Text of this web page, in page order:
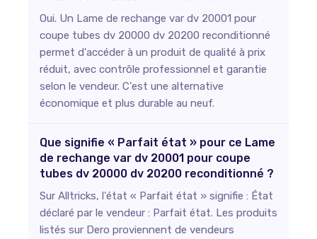
Oui. Un Lame de rechange var dv 20001 pour
coupe tubes dv 20000 dv 20200 reconditionné
permet d'accéder à un produit de qualité à prix
réduit, avec contrôle professionnel et garantie
selon le vendeur. C'est une alternative
économique et plus durable au neuf.
Que signifie « Parfait état » pour ce Lame
de rechange var dv 20001 pour coupe
tubes dv 20000 dv 20200 reconditionné ?
Sur Alltricks, l'état « Parfait état » signifie : État
déclaré par le vendeur : Parfait état. Les produits
listés sur Dero proviennent de vendeurs